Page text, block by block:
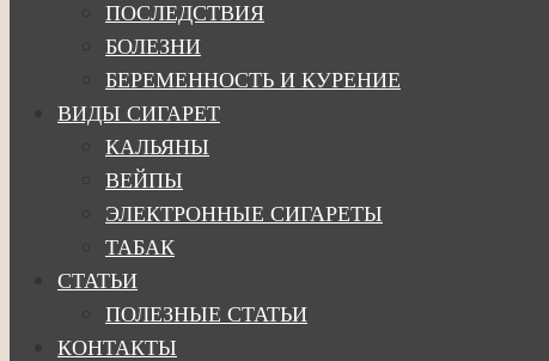
ПОСЛЕДСТВИЯ
БОЛЕЗНИ
БЕРЕМЕННОСТЬ И КУРЕНИЕ
ВИДЫ СИГАРЕТ
КАЛЬЯНЫ
ВЕЙПЫ
ЭЛЕКТРОННЫЕ СИГАРЕТЫ
ТАБАК
СТАТЬИ
ПОЛЕЗНЫЕ СТАТЬИ
КОНТАКТЫ